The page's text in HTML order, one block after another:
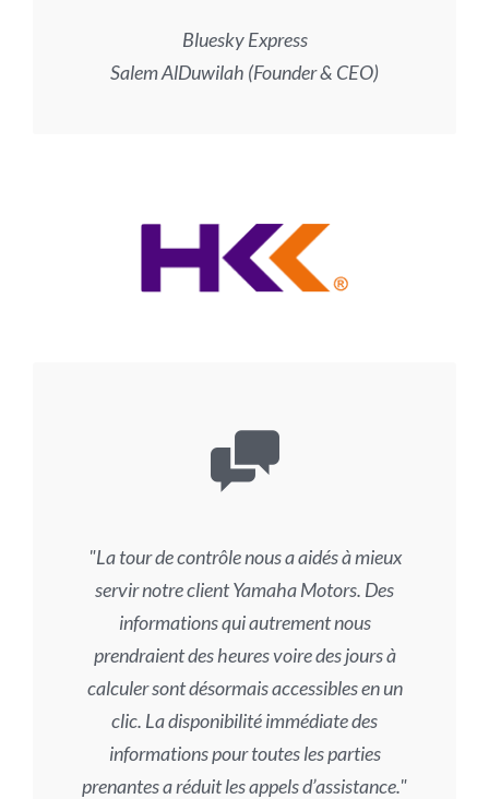
Bluesky Express
Salem AlDuwilah (Founder & CEO)
La tour de contrôle nous a aidés à mieux
servir notre client Yamaha Motors. Des
informations qui autrement nous
prendraient des heures voire des jours à
calculer sont désormais accessibles en un
clic. La disponibilité immédiate des
informations pour toutes les parties
prenantes a réduit les appels d’assistance.